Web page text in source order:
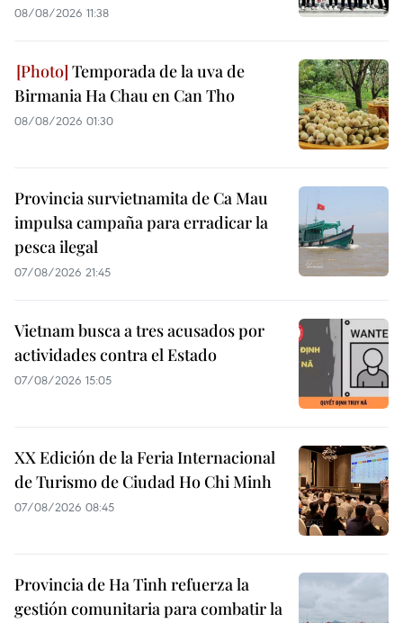
08/08/2026 11:38
Temporada de la uva de
Birmania Ha Chau en Can Tho
08/08/2026 01:30
Provincia survietnamita de Ca Mau
impulsa campaña para erradicar la
pesca ilegal
07/08/2026 21:45
Vietnam busca a tres acusados por
actividades contra el Estado
07/08/2026 15:05
XX Edición de la Feria Internacional
de Turismo de Ciudad Ho Chi Minh
07/08/2026 08:45
Provincia de Ha Tinh refuerza la
gestión comunitaria para combatir la